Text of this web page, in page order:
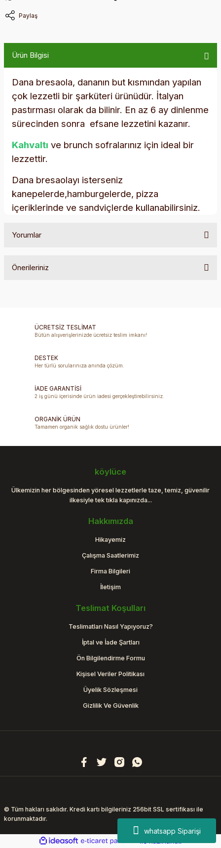
whatsapp Siparişi
Paylaş
Ürün Bilgisi
Dana bresaola, dananın but kısmından yapılan
çok lezzetli bir şarküteri ürünüdür. İtalyan
pastırması olarak da bilinir. En az 6 ay dinlenme
sürecinden sonra efsane lezzetini kazanır.
Kahvaltı ve brunch sofralarınız için ideal bir
lezzettir.
Dana bresaolayı isterseniz
kanepelerde,hamburgelerde, pizza
içeriklerinde ve sandviçlerde kullanabilirsiniz.
Yorumlar
Önerileriniz
Ürün açıklamasında eksik bilgiler bulunuyor.
Ürün fiyatı diğer sitelerden daha pahalı.
Bu ürüne benzer farklı alternatifler olmalı.
ÜCRETSİZ TESLİMAT
Bütün alışverişlerinizde ücretsiz teslim imkanı!
DESTEK
Her türlü sorularınıza anında çözüm.
İADE GARANTİSİ
2 iş günü içerisinde ürün iadesi gerçekleştirebilirsiniz.
ORGANİK ÜRÜN
Tamamen organik sağlık dostu ürünler!
köylüce
Ülkemizin her bölgesinden yöresel lezzetlerle taze, temiz, güvenilir
ilkesiyle tek tıkla kapınızda...
Hakkımızda
Hikayemiz
Çalışma Saatlerimiz
Firma Bilgileri
İletişim
Teslimat Koşulları
Teslimatları Nasıl Yapıyoruz?
İptal ve İade Şartları
Ön Bilgilendirme Formu
Kişisel Veriler Politikası
Üyelik Sözleşmesi
Gizlilik Ve Güvenlik
© Tüm hakları saklıdır. Kredi kartı bilgileriniz 256bit SSL sertifikası ile
korunmaktadır.
ideasoft